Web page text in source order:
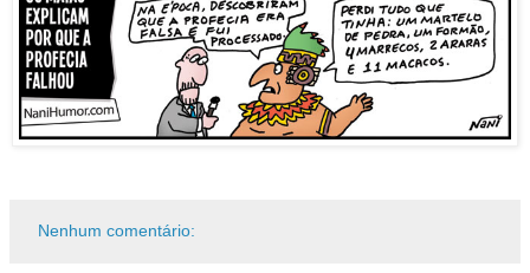
Nenhum comentário: